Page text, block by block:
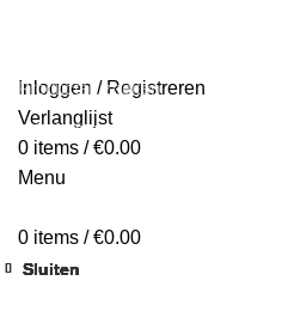
Inloggen / Registreren
Verlanglijst
0 items / €0.00
Menu
0 items / €0.00
Sluiten
Sluiten
Sluiten
Sluiten
Sluiten
Sluiten
Sluiten
Sluiten
Begin te typen om de producten